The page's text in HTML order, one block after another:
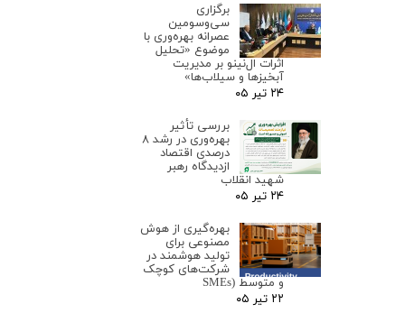
برگزاری
سی‌وسومین
عصرانه بهره‌وری با
موضوع «تحلیل
اثرات ال‌نینو بر مدیریت
آبخیزها و سیلاب‌ها»
۲۴ تیر ۰۵
بررسی تأثیر
بهره‌وری در رشد ۸
درصدی اقتصاد
ازدیدگاه رهبر
شهید انقلاب
۲۴ تیر ۰۵
بهره‌گیری از هوش
مصنوعی برای
تولید هوشمند در
شرکت‌های کوچک
و متوسط (SMEs
۲۲ تیر ۰۵